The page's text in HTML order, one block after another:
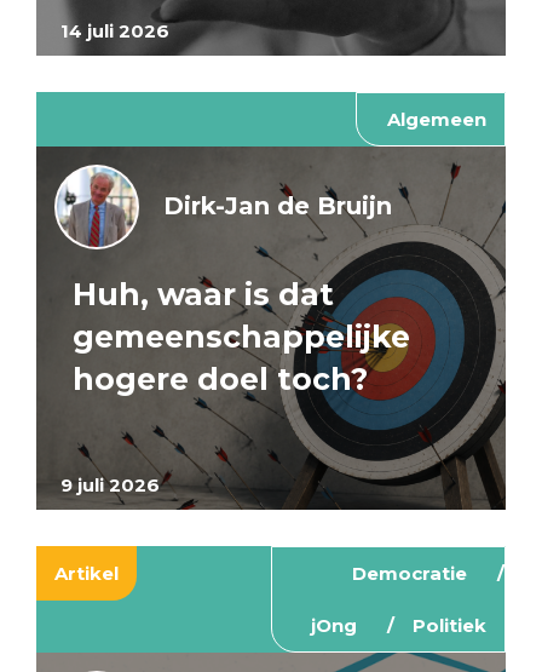
14 juli 2026
Algemeen
9 juli 2026
Dirk-Jan de Bruijn
Huh, waar is dat
gemeenschappelijke
hogere doel toch?
Artikel Democratie
jOng Politiek